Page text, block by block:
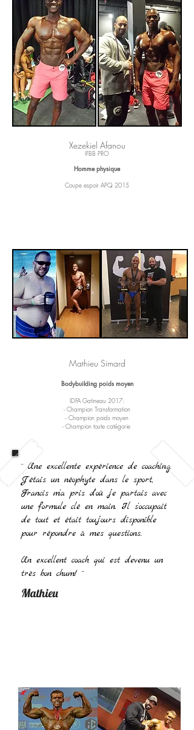
Xezekiel Afanou
IFBB PRO
Homme physique
Coupe espoir APQ 2015
Mathieu Simard
Bodybuilding poids moyen
IDFA Gatineau 2017:
- Champion Transformation
- Champion poids moyen
- Champion toute catégorie
¨ Une excellente expérience de coaching.
J'étais un néophyte dans le sport,
Francis m'a pris d'où je partais avec
une formule clé en main. Il s'occupait
de tout et était toujours disponible
pour répondre à mes questions.
Un excellent coach qui est devenu un
très bon chum! ¨
Mathieu